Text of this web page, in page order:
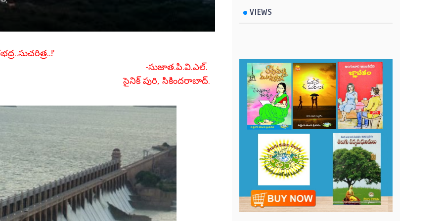
-సుజాత.పి.వి.ఎల్.
సైనిక్ పురి, సికిందరాబాద్.
VIEWS